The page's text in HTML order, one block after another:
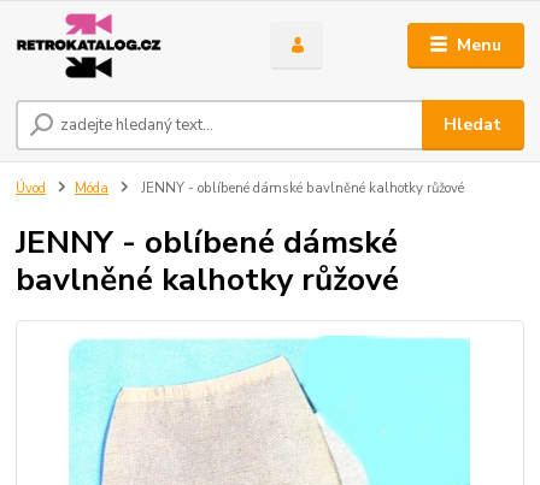
Menu
Hledat
Úvod Móda JENNY - oblíbené dámské bavlněné kalhotky růžové
JENNY - oblíbené dámské
bavlněné kalhotky růžové